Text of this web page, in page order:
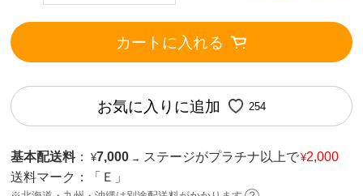
カートに入れる
お気に入りに追加 254
基本配送料 ： ¥7,000 → ステージがプラチナ以上で¥2,000
送料マーク：
「Ｅ」